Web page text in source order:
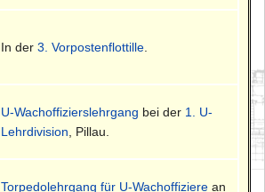
In der3. Vorpostenflottille
U-Wachoffizierslehrgang bei der 1. U-
Lehrdivision , Pillau.
Torpedolehrgang für U-Wachoffiziere an